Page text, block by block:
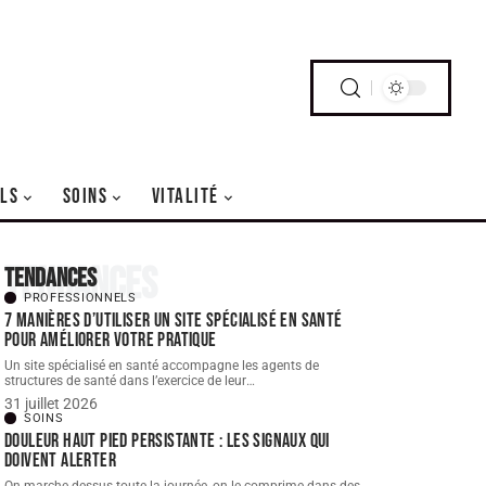
SOINS VITALITÉ
Tendances
Tendances
PROFESSIONNELS
7 manières d’utiliser un site spécialisé en santé
pour améliorer votre pratique
Un site spécialisé en santé accompagne les agents de
structures de santé dans l’exercice de leur…
31 juillet 2026
SOINS
Douleur haut pied persistante : les signaux qui
doivent alerter